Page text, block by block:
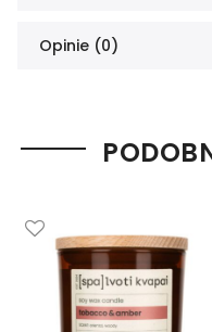
Opinie (0)